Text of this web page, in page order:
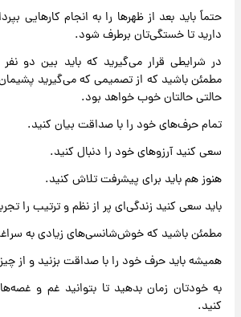
حتماً باید بعد از ظهرها را به انجام کارهایی
دارید تا خستگی‌تان برطرف شود.
در شرایطی قرار می‌گیرید که باید بین دو نفر
مطمئن باشید که از تصمیمی که می‌گیرید
حالتی حالتان خوب خواهد بود.
تمام حرف‌های خود را با صداقت بیان کنید.
سعی کنید آرزوهای خود را دنبال کنید.
هنوز هم باید برای پیشرفت تلاش کنید.
باید سعی کنید زندگی‌ای پر از نظم و ترتیب را
مطمئن باشید که خوش‌شانسی‌های زیادی به
همیشه باید حرف خود را با صداقت بزنید و از
به خودتان زمان بدهید تا بتوانید غم و
کنید.